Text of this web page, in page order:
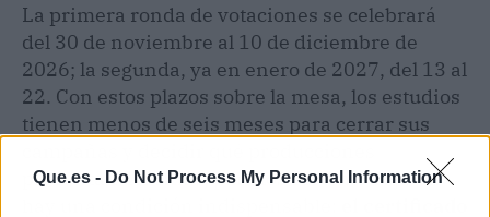
Que.es - Do Not Process My Personal Information
La primera ronda de votaciones se celebrará
del 30 de noviembre al 10 de diciembre de
2026; la segunda, ya en enero de 2027, del 13 al
22. Con estos plazos sobre la mesa, los estudios
tienen menos de seis meses para cerrar sus
presentan. Además, para los cortometrajistas